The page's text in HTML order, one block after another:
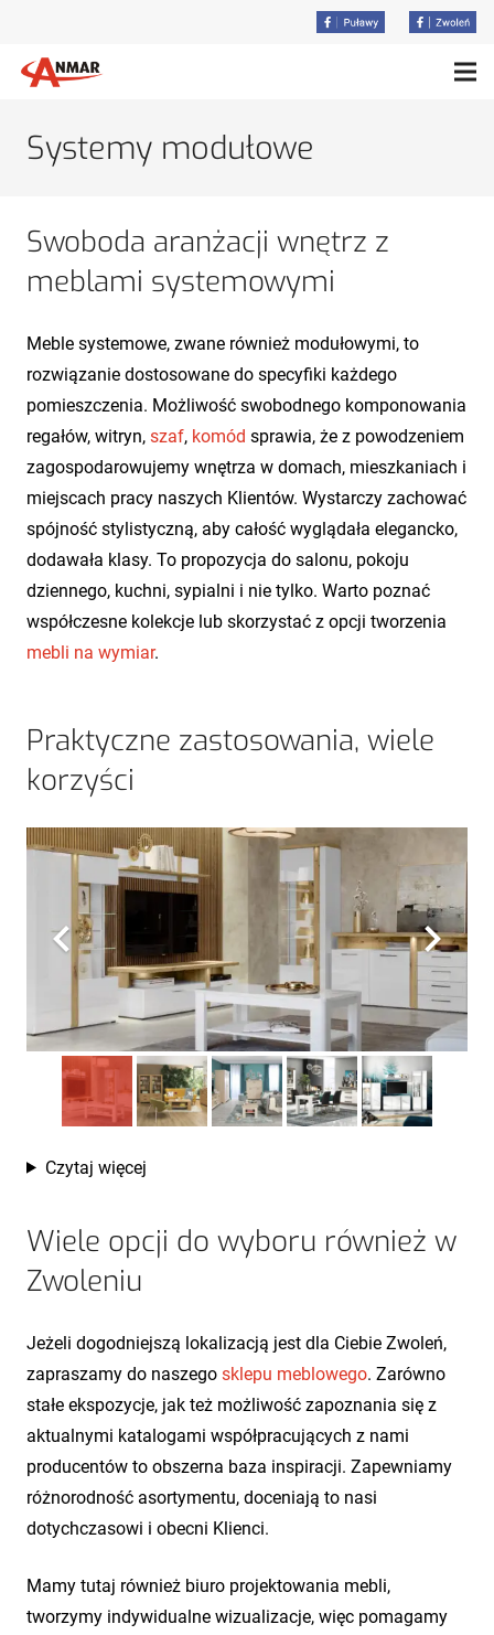
Systemy modułowe
Swoboda aranżacji wnętrz z
meblami systemowymi
Meble systemowe, zwane również modułowymi, to
rozwiązanie dostosowane do specyfiki każdego
pomieszczenia. Możliwość swobodnego komponowania
regałów, witryn, szaf, komód sprawia, że z powodzeniem
zagospodarowujemy wnętrza w domach, mieszkaniach i
miejscach pracy naszych Klientów. Wystarczy zachować
spójność stylistyczną, aby całość wyglądała elegancko,
dodawała klasy. To propozycja do salonu, pokoju
dziennego, kuchni, sypialni i nie tylko. Warto poznać
współczesne kolekcje lub skorzystać z opcji tworzenia
mebli na wymiar.
Praktyczne zastosowania, wiele
korzyści
Czytaj więcej
Wiele opcji do wyboru również w
Zwoleniu
Jeżeli dogodniejszą lokalizacją jest dla Ciebie Zwoleń,
zapraszamy do naszego sklepu meblowego. Zarówno
stałe ekspozycje, jak też możliwość zapoznania się z
aktualnymi katalogami współpracujących z nami
producentów to obszerna baza inspiracji. Zapewniamy
różnorodność asortymentu, doceniają to nasi
dotychczasowi i obecni Klienci.
Mamy tutaj również biuro projektowania mebli,
tworzymy indywidualne wizualizacje, więc pomagamy